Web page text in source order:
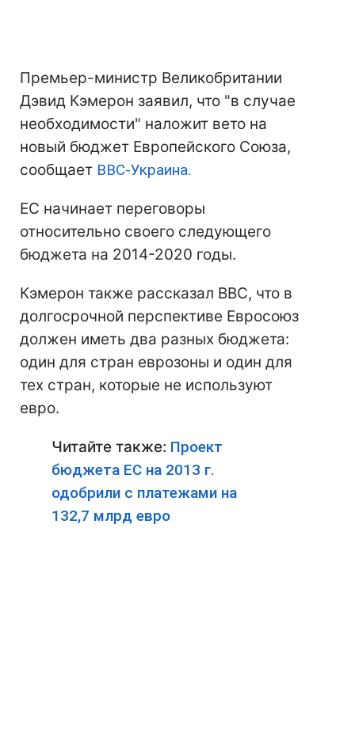
Премьер-министр Великобритании
Дэвид Кэмерон заявил, что "в случае
необходимости" наложит вето на
новый бюджет Европейского Союза,
сообщает ВВС-Украина.
ЕС начинает переговоры
относительно своего следующего
бюджета на 2014-2020 годы.
Кэмерон также рассказал BBC, что в
долгосрочной перспективе Евросоюз
должен иметь два разных бюджета:
один для стран еврозоны и один для
тех стран, которые не используют
евро.
Читайте также: Проект
бюджета ЕС на 2013 г.
одобрили с платежами на
132,7 млрд евро